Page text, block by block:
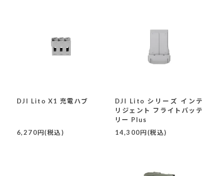
DJI Lito X1 充電ハブ
6,270円(税込)
DJI Lito シリーズ インテ
リジェント フライトバッテ
リー Plus
14,300円(税込)